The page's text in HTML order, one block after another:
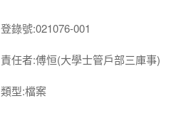
登錄號:021076-001
責任者:傅恒(大學士管戶部三庫事)
類型:檔案